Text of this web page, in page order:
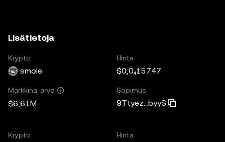
Lisätietoja
Krypto
smole
Hinta
$0,0₄15747
Markkina-arvo
$6,61M
Sopimus
9Ttyez...byyS
Krypto Hinta